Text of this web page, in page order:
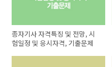
종자기사 자격특징 및 전망, 시
험일정 및 응시자격, 기출문제